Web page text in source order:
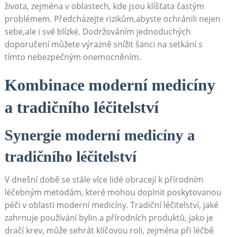
života, zejména v oblastech, kde jsou klíšťata častým
problémem. Předcházejte rizikům,abyste ochránili nejen
sebe,ale i své blízké. Dodržováním jednoduchých
doporučení můžete výrazně snížit šanci na setkání s
tímto nebezpečným onemocněním.
Kombinace moderní medicíny
a tradičního léčitelství
Synergie moderní medicíny a
tradičního léčitelství
V dnešní době se stále více lidé obracejí k přírodním
léčebným metodám, které mohou doplnit poskytovanou
péči v oblasti moderní medicíny. Tradiční léčitelství, jaké
zahrnuje používání bylin a přírodních produktů, jako je
dračí krev, může sehrát klíčovou roli, zejména při léčbě